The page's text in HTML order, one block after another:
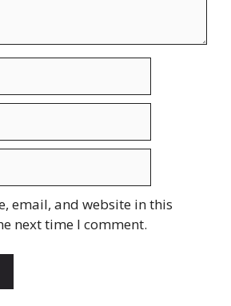
email, and website in this
next time I comment.